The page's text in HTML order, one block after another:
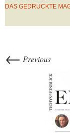
DAS GEDRUCKTE
← Previous